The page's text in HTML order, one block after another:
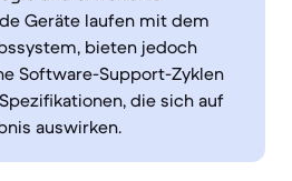
Geräte laufen mit dem
bieten jedoch
Software-Support-Zyklen
die sich auf
auswirken.